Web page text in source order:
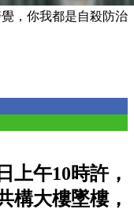
，你我都是自殺防治
上午10時許，
構大樓墜樓，